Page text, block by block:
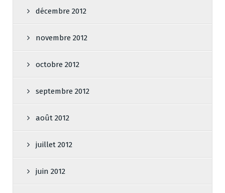
décembre 2012
novembre 2012
octobre 2012
septembre 2012
août 2012
juillet 2012
juin 2012